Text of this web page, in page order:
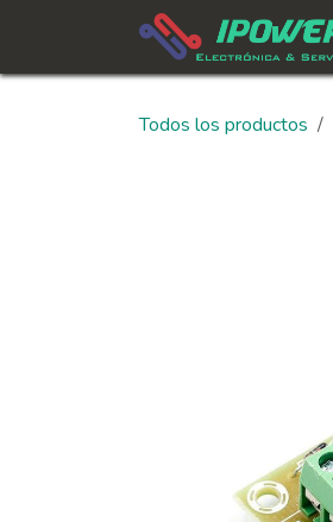
Todos los productos